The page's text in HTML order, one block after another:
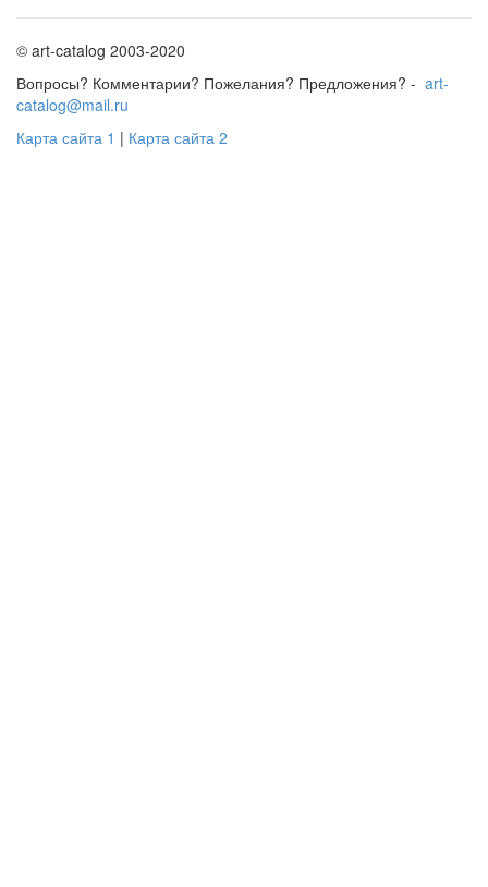
© art-catalog 2003-2020
Вопросы? Комментарии? Пожелания? Предложения? - art-
catalog@mail.ru
Карта сайта 1 | Карта сайта 2